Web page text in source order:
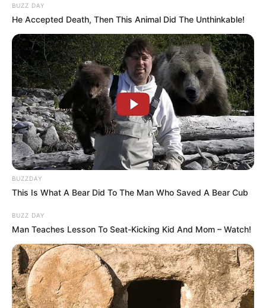
BUZZ DAY
He Accepted Death, Then This Animal Did The Unthinkable!
BUZZDAY
This Is What A Bear Did To The Man Who Saved A Bear Cub
BUZZ DAY
Man Teaches Lesson To Seat-Kicking Kid And Mom – Watch!